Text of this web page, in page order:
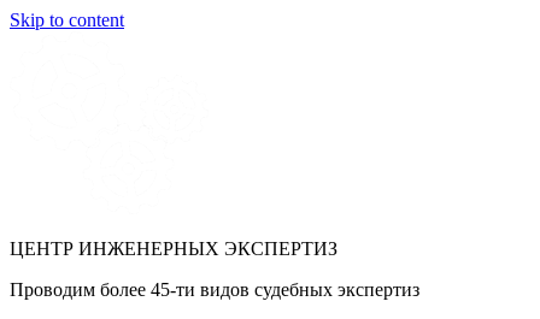
Skip to content
ЦЕНТР ИНЖЕНЕРНЫХ ЭКСПЕРТИЗ
Проводим более 45-ти видов судебных экспертиз